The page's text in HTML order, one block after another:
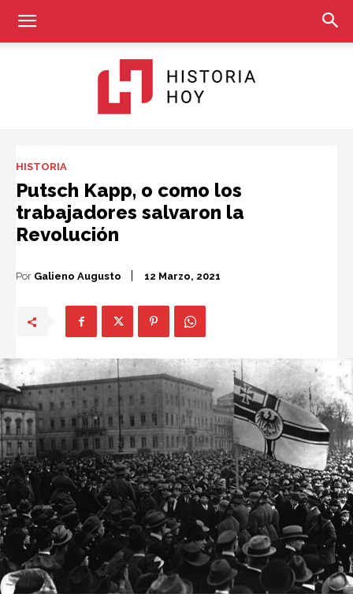
Hoy
HISTORIA
Putsch Kapp, o como los
trabajadores salvaron la
Revolución
Por Galieno Augusto 12 Marzo, 2021